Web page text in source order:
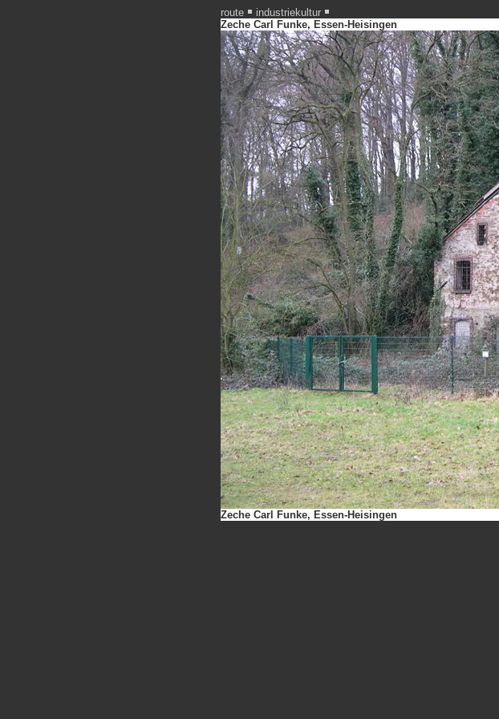
route industriekultur
Zeche Carl Funke, Essen-Heisingen
Zeche Carl Funke, Essen-Heisingen